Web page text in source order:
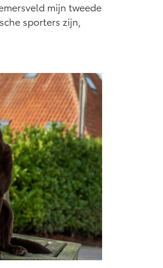
mijn tweede
sporters zijn,